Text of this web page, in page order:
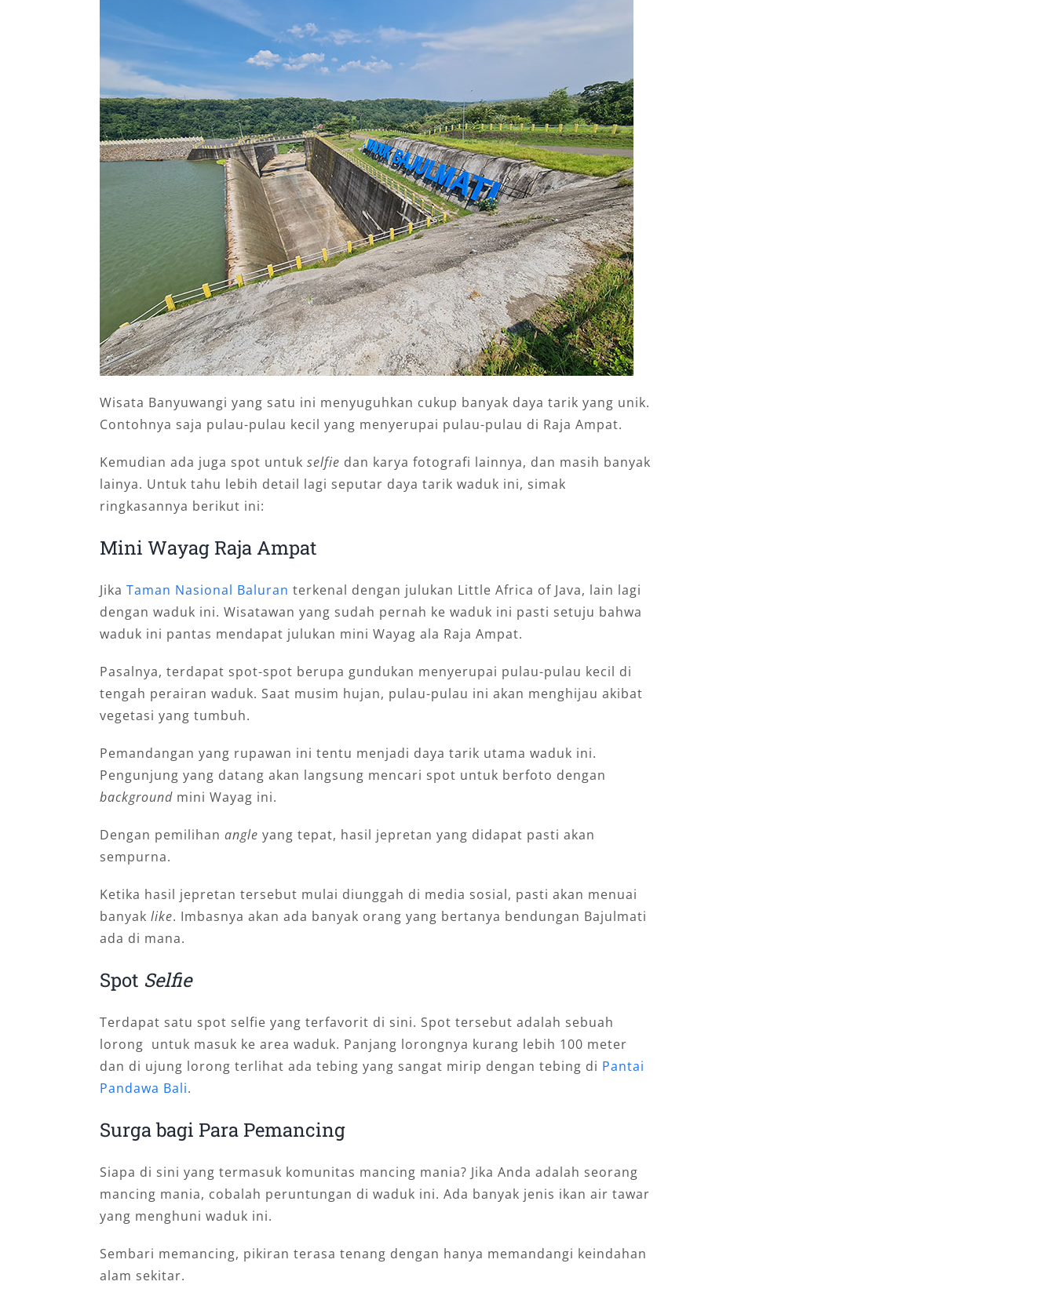
Wisata Banyuwangi yang satu ini menyuguhkan cukup banyak daya tarik yang unik.
Contohnya saja pulau-pulau kecil yang menyerupai pulau-pulau di Raja Ampat.
Kemudian ada juga spot untuk selfie dan karya fotografi lainnya, dan masih banyak
lainya. Untuk tahu lebih detail lagi seputar daya tarik waduk ini, simak
ringkasannya berikut ini:
Mini Wayag Raja Ampat
Jika Taman Nasional Baluran terkenal dengan julukan Little Africa of Java, lain lagi
dengan waduk ini. Wisatawan yang sudah pernah ke waduk ini pasti setuju bahwa
waduk ini pantas mendapat julukan mini Wayag ala Raja Ampat.
Pasalnya, terdapat spot-spot berupa gundukan menyerupai pulau-pulau kecil di
tengah perairan waduk. Saat musim hujan, pulau-pulau ini akan menghijau akibat
vegetasi yang tumbuh.
Pemandangan yang rupawan ini tentu menjadi daya tarik utama waduk ini.
Pengunjung yang datang akan langsung mencari spot untuk berfoto dengan
background mini Wayag ini.
Dengan pemilihan angle yang tepat, hasil jepretan yang didapat pasti akan
sempurna.
Ketika hasil jepretan tersebut mulai diunggah di media sosial, pasti akan menuai
banyak like. Imbasnya akan ada banyak orang yang bertanya bendungan Bajulmati
ada di mana.
Spot Selfie
Terdapat satu spot selfie yang terfavorit di sini. Spot tersebut adalah sebuah
lorong untuk masuk ke area waduk. Panjang lorongnya kurang lebih 100 meter
dan di ujung lorong terlihat ada tebing yang sangat mirip dengan tebing di Pantai
Pandawa Bali.
Surga bagi Para Pemancing
Siapa di sini yang termasuk komunitas mancing mania? Jika Anda adalah seorang
mancing mania, cobalah peruntungan di waduk ini. Ada banyak jenis ikan air tawar
yang menghuni waduk ini.
Sembari memancing, pikiran terasa tenang dengan hanya memandangi keindahan
alam sekitar.